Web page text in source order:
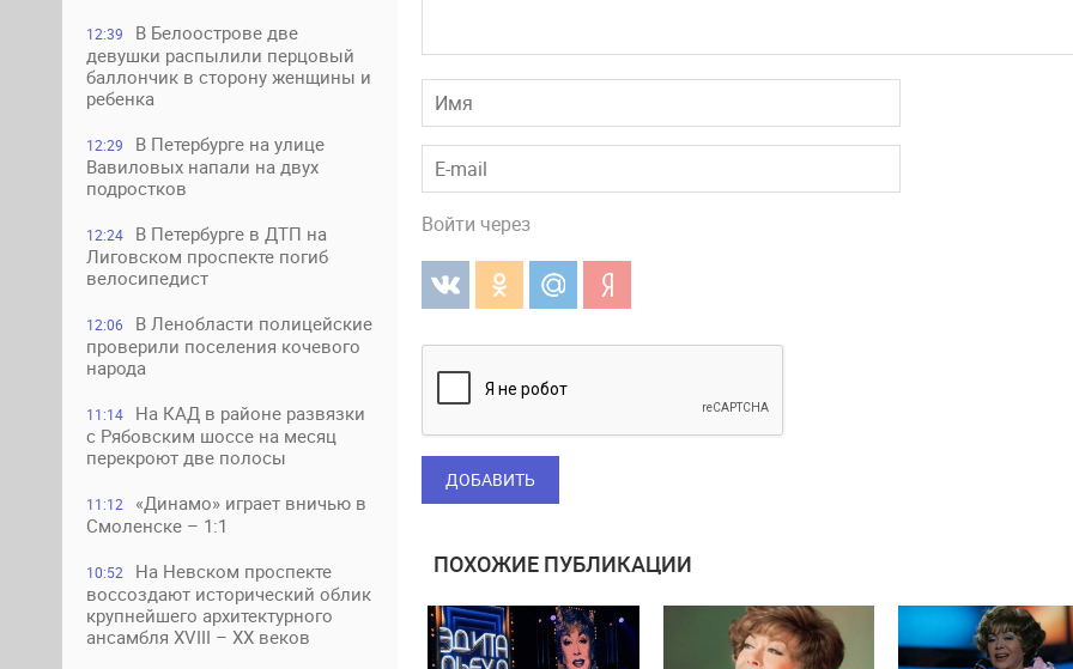
12:39
В Белоострове две
девушки распылили перцовый
баллончик в сторону женщины и
ребенка
12:29
В Петербурге на улице
Вавиловых напали на двух
подростков
12:24
В Петербурге в ДТП на
Лиговском проспекте погиб
велосипедист
12:06
В Ленобласти полицейские
проверили поселения кочевого
народа
11:14
На КАД в районе развязки
с Рябовским шоссе на месяц
перекроют две полосы
11:12
«Динамо» играет вничью в
Смоленске – 1:1
10:52
На Невском проспекте
воссоздают исторический облик
крупнейшего архитектурного
ансамбля XVIII – XX веков
Войти через
ДОБАВИТЬ
ПОХОЖИЕ ПУБЛИКАЦИИ